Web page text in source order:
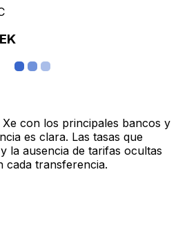
con los principales bancos y
es clara. Las tasas que
la ausencia de tarifas ocultas
cada transferencia.